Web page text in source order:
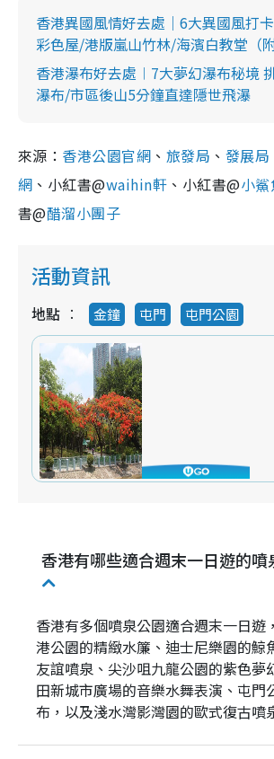
香港異國風情好去處｜6大異國風打
彩色屋/港版嵐山竹林/海濱白教堂（附
香港瀑布好去處︱7大夢幻瀑布秘境
瀑布/市區後山5分鐘直達隱世飛瀑
來源： 香港公園官網 、 旅發局 、 發展局
網 、小紅書@waihin軒 、小紅書@小
書@醋溜小團子
活動資訊
地點 金鐘 屯門 屯門公園
香港有哪些適合週末一日遊的噴
香港有多個噴泉公園適合週末一日遊
港公園的精緻水簾、迪士尼樂園的鯨
友誼噴泉、尖沙咀九龍公園的紫色夢
田新城市廣場的音樂水舞表演、屯門
布，以及淺水灣影灣園的歐式復古噴